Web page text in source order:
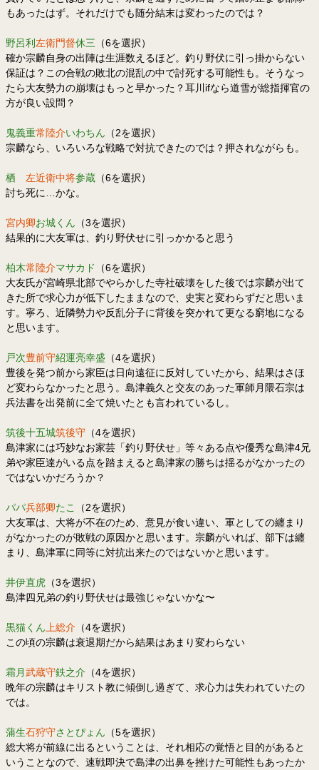
もあったはず。それだけでも随分結末は変わったのでは？
野呂利 左衛門督休三 （6を選択）
確か宗麟自身の出陣は生涯数えるほど。釣り野伏に引っ掛からない
保証は？この合戦の敗北の混乱の中で討死する可能性も。そうなっ
たら大友勢力の崩壊はもっと早かった？耳川ifなら道雪が総指揮官の
方が良い設問？
鬼義重常陸介いわちん （2を選択）
宗麟なら、いろいろな戦略で対抗できたのでは？押されながらも。
栖 左近衛中将参蔵 （6を選択）
討ち死に…かな。
宮内卿お城くん （3を選択）
結果的に大友軍は、釣り野伏せに引っかかると思う
柏木常陸介マサカド
（6を選択）
大友氏が宮崎県北部でやらかした寺社破壊をした後では宗麟が出て
きた所で求心力が低下したままなので、史実と変わらずだと思いま
す。寧ろ、近隣勢力や反乱分子に背後を突かれて更なる窮地になる
と思います。
戸次豊前守紹運亮幸盛 （4を選択）
豊後を発つ前から家臣は日向遠征に反対していたから、結果はさほ
ど変わらなかったと思う。島津義久と交友のあった軍師月隈石宗は
兵法書を出発前に全て焼いたとも言われているし。
筑後十五城筑後守 （4を選択）
島津家には巧妙なお家芸「釣り野伏せ」等々ある点や優秀な島津4兄
弟や家臣達がいる点を踏まえると島津家の勝ちは揺るがなかったの
ではないかだろうか？
パパ兵部卿たこ
（2を選択）
大友軍は、大将が不在のため、意見が食い違い、軍としての纏まり
がなかったのが敗戦の原因かと思います。宗麟がいれば、部下は纏
まり、島津軍に同等に対抗出来たのではないかと思います。
井伊直虎 （3を選択）
島津四兄弟の釣り野伏せは最強じゃないかな〜
黒猫くん 上総介 （4を選択）
この頃の宗麟は衰退期だから結果はあまり変わらない
霜月武蔵守鉄之介 （4を選択）
晩年の宗麟はキリスト教に傾倒し過ぎて、求心力は失われていたの
では。
蒲生石狩守さとぴょん （5を選択）
総大将が前線に出るということは、それ相応の覚悟と目的があると
いうことなので、速戦即決で島津の出鼻を挫けた可能性もあったか